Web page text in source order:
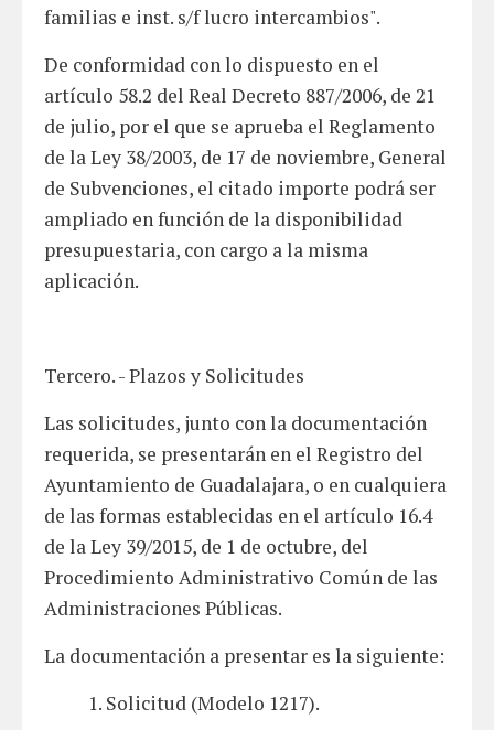
familias e inst. s/f lucro intercambios".
De conformidad con lo dispuesto en el
artículo 58.2 del Real Decreto 887/2006, de 21
de julio, por el que se aprueba el Reglamento
de la Ley 38/2003, de 17 de noviembre, General
de Subvenciones, el citado importe podrá ser
ampliado en función de la disponibilidad
presupuestaria, con cargo a la misma
aplicación.
Tercero. - Plazos y Solicitudes
Las solicitudes, junto con la documentación
requerida, se presentarán en el Registro del
Ayuntamiento de Guadalajara, o en cualquiera
de las formas establecidas en el artículo 16.4
de la Ley 39/2015, de 1 de octubre, del
Procedimiento Administrativo Común de las
Administraciones Públicas.
La documentación a presentar es la siguiente:
1. Solicitud (Modelo 1217).